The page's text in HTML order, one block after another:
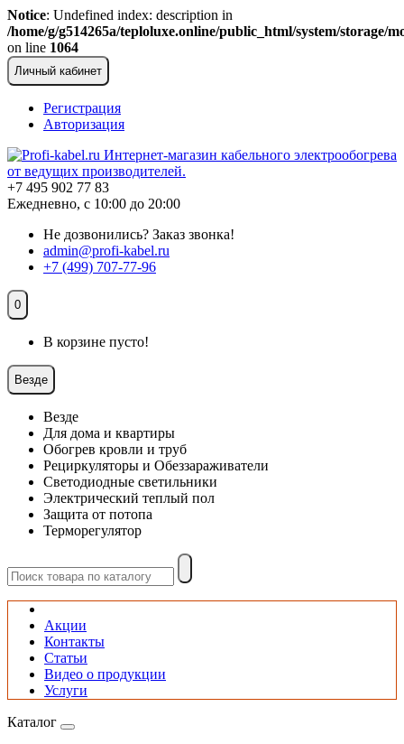
Notice: Undefined index: description in
/home/g/g514265a/teploluxe.online/public_html/system/
on line 1064
Личный кабинет
Регистрация
Авторизация
+7 495 902 77 83
Ежедневно, с 10:00 до 20:00
Не дозвонились? Заказ звонка!
admin@profi-kabel.ru
+7 (499) 707-77-96
0
В корзине пусто!
Везде
Везде
Для дома и квартиры
Обогрев кровли и труб
Рециркуляторы и Обеззараживатели
Светодиодные светильники
Электрический теплый пол
Защита от потопа
Терморегулятор
Акции
Контакты
Статьи
Видео о продукции
Услуги
Каталог